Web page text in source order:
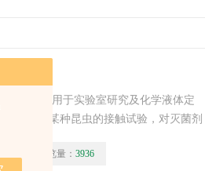
仪广泛应用于实验室研究及化学液体定
虫剂对某种昆虫的接触试验，对灭菌剂
浏览量： 3936